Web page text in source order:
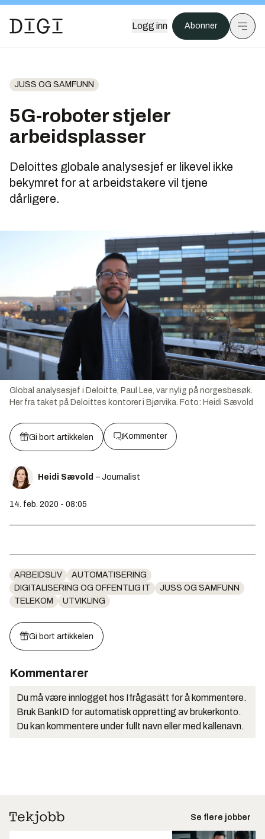
Logg inn Abonner
JUSS OG SAMFUNN
5G-roboter stjeler
arbeidsplasser
Deloittes globale analysesjef er likevel ikke
bekymret for at arbeidstakere vil tjene
dårligere.
Global analysesjef i Deloitte, Paul Lee, var nylig på norgesbesøk.
Her fra taket på Deloittes kontorer i Bjørvika. Foto: Heidi Sævold
Gi bort artikkelen Kommenter
Heidi Sævold – Journalist
14. feb. 2020 - 08:05
ARBEIDSLIV
AUTOMATISERING
DIGITALISERING OG OFFENTLIG IT
JUSS OG SAMFUNN
TELEKOM
UTVIKLING
Gi bort artikkelen
Kommentarer
Du må være innlogget hos Ifrågasätt for å kommentere.
Bruk BankID for automatisk oppretting av brukerkonto.
Du kan kommentere under fullt navn eller med kallenavn.
Se flere jobber